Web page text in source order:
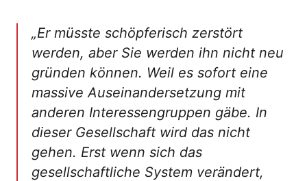
„Er müsste schöpferisch zerstört
werden, aber Sie werden ihn nicht neu
gründen können. Weil es sofort eine
massive Auseinandersetzung mit
anderen Interessengruppen gäbe. In
dieser Gesellschaft wird das nicht
gehen. Erst wenn sich das
gesellschaftliche System verändert,